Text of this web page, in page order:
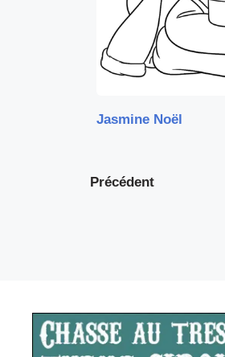
Jasmine Noël
Précédent